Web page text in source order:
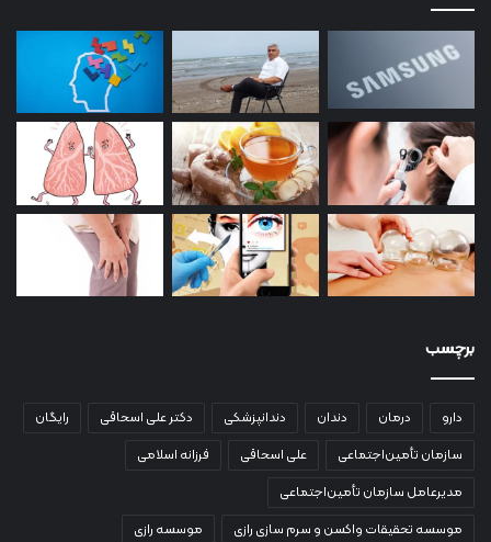
برچسب
دارو درمان دندان دندانپزشکی دکتر علی اسحاقی
رایگان
سازمان تأمین‌اجتماعی
علی اسحاقی
فرزانه اسلامی
مدیرعامل سازمان تأمین‌اجتماعی
موسسه تحقیقات واکسن و سرم سازی رازی
موسسه رازی